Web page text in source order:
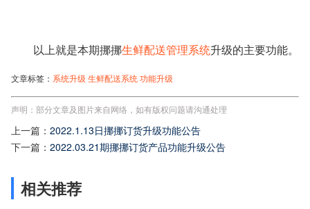
以上就是本期挪挪生鲜配送管理系统升级的主要功能。
文章标签： 系统升级 生鲜配送系统功能升级
声明：部分文章及图片来自网络，如有版权问题请沟通处理
上一篇： 2022.1.13日挪挪订货升级功能公告
下一篇： 2022.03.21期挪挪订货产品功能升级公告
相关推荐